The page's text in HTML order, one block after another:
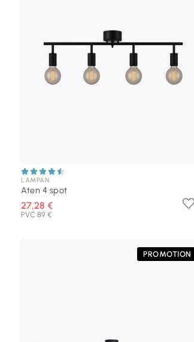
LAMPAN
Aten 4 spot
27,28 €
PVC 89 €
PROMOTION